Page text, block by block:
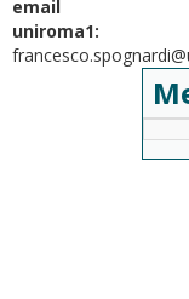
email
uniroma1: